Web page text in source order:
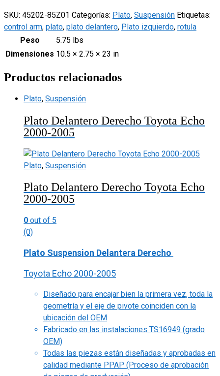
SKU: 45202-85Z01 Categorías: Plato, Suspensión Etiquetas:
control arm, plato, plato delantero, Plato izquierdo, rotula
Peso
5.75 lbs
Dimensiones 10.5 × 2.75 × 23 in
Productos relacionados
Plato, Suspensión
Plato Delantero Derecho Toyota Echo
2000-2005
Plato, Suspensión
Plato Delantero Derecho Toyota Echo
2000-2005
0 out of 5
(0)
Plato Suspension Delantera Derecho
Toyota Echo 2000-2005
Diseñado para encajar bien la primera vez, toda la
geometría y el eje de pivote coinciden con la
ubicación del OEM
Fabricado en las instalaciones TS16949 (grado
OEM)
Todas las piezas están diseñadas y aprobadas en
calidad mediante PPAP (Proceso de aprobación